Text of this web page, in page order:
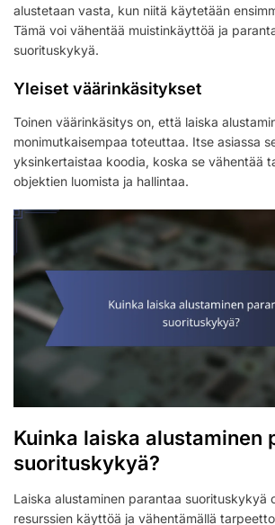
alustetaan vasta, kun niitä käytetään
Tämä voi vähentää muistinkäyttöä ja
suorituskykyä.
Yleiset väärinkäsitykset
Toinen väärinkäsitys on, että laiska
monimutkaisempaa toteuttaa. Itse asiassa
yksinkertaistaa koodia, koska se vähentää
objektien luomista ja hallintaa.
Kuinka laiska alustaminen
suorituskykyä?
Laiska alustaminen parantaa suorituskykyä
resurssien käyttöä ja vähentämällä